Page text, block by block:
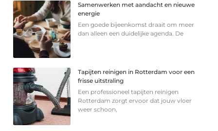
Samenwerken met aandacht en nieuwe
energie
Een goede bijeenkomst draait om meer
dan alleen een duidelijke agenda. De
Tapijten reinigen in Rotterdam voor een
frisse uitstraling
Een professioneel tapijten reinigen
Rotterdam zorgt ervoor dat jouw vloer
weer schoon,